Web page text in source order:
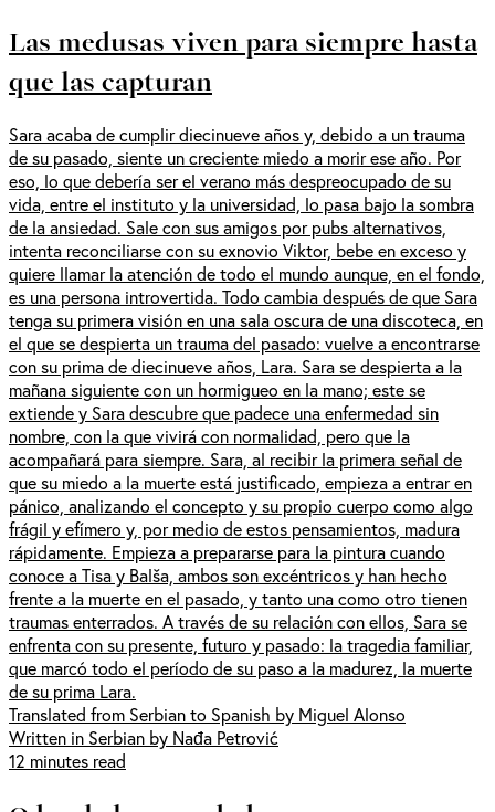
Las medusas viven para siempre hasta
que las capturan
Sara acaba de cumplir diecinueve años y, debido a un trauma
de su pasado, siente un creciente miedo a morir ese año. Por
eso, lo que debería ser el verano más despreocupado de su
vida, entre el instituto y la universidad, lo pasa bajo la sombra
de la ansiedad. Sale con sus amigos por pubs alternativos,
intenta reconciliarse con su exnovio Viktor, bebe en exceso y
quiere llamar la atención de todo el mundo aunque, en el fondo,
es una persona introvertida. Todo cambia después de que Sara
tenga su primera visión en una sala oscura de una discoteca, en
el que se despierta un trauma del pasado: vuelve a encontrarse
con su prima de diecinueve años, Lara. Sara se despierta a la
mañana siguiente con un hormigueo en la mano; este se
extiende y Sara descubre que padece una enfermedad sin
nombre, con la que vivirá con normalidad, pero que la
acompañará para siempre. Sara, al recibir la primera señal de
que su miedo a la muerte está justificado, empieza a entrar en
pánico, analizando el concepto y su propio cuerpo como algo
frágil y efímero y, por medio de estos pensamientos, madura
rápidamente. Empieza a prepararse para la pintura cuando
conoce a Tisa y Balša, ambos son excéntricos y han hecho
frente a la muerte en el pasado, y tanto una como otro tienen
traumas enterrados. A través de su relación con ellos, Sara se
enfrenta con su presente, futuro y pasado: la tragedia familiar,
que marcó todo el período de su paso a la madurez, la muerte
de su prima Lara.
Translated from Serbian to Spanish by Miguel Alonso
Written in Serbian by Nađa Petrović
12 minutes read